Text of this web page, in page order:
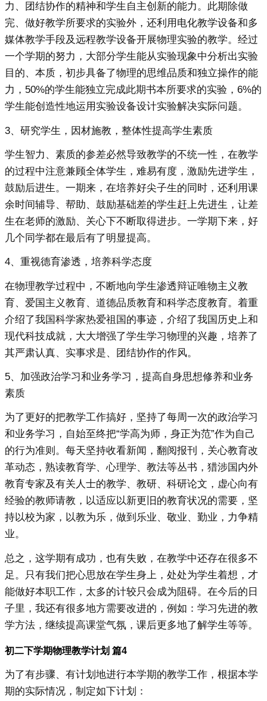
力、团结协作的精神和学生自主创新的能力。此期除做
完、做好教学所要求的实验外，还利用电化教学设备和多
媒体教学手段及远程教学设备开展物理实验的教学。经过
一个学期的努力，大部分学生能从实验现象中分析出实验
目的、本质，初步具备了物理的思维品质和独立操作的能
力，50%的学生能独立完成此期书本所要求的实验，6%的
学生能创造性地运用实验设备设计实验解决实际问题。
3、研究学生，因材施教，整体性提高学生素质
学生智力、素质的参差必然导致教学的不统一性，在教学
的过程中注意兼顾全体学生，难易有度，激励先进学生，
鼓励后进生。一期来，在培养好尖子生的同时，还利用课
余时间辅导、帮助、鼓励基础差的学生赶上先进生，让差
生在老师的激励、关心下不断取得进步。一学期下来，好
几个同学都在最后有了明显提高。
4、重视德育渗透，培养科学态度
在物理教学过程中，不断地向学生渗透辩证唯物主义教
育、爱国主义教育、道德品质教育和科学态度教育。着重
介绍了我国科学家热爱祖国的事迹，介绍了我国历史上和
现代科技成就，大大增强了学生学习物理的兴趣，培养了
其严肃认真、实事求是、团结协作的作风。
5、加强政治学习和业务学习，提高自身思想修养和业务
素质
为了更好的把教学工作搞好，坚持了每周一次的政治学习
和业务学习，自始至终把“学高为师，身正为范”作为自己
的行为准则。每天坚持收看新闻，翻阅报刊，关心教育改
革动态，熟读教育学、心理学、教法等丛书，猎涉国内外
教育专家及有关人士的教学、教研、科研论文，虚心向有
经验的教师请教，以适应以新更旧的教育状况的需要，坚
持以校为家，以教为乐，做到乐业、敬业、勤业，力争精
业。
总之，这学期有成功，也有失败，在教学中还存在很多不
足。只有我们把心思放在学生身上，处处为学生着想，才
能做好本职工作，太多的计较只会成为阻碍。在今后的日
子里，我还有很多地方需要改进的，例如：学习先进的教
学方法，继续提高课堂气氛，课后更多地了解学生等等。
初二下学期物理教学计划 篇4
为了有步骤、有计划地进行本学期的教学工作，根据本学
期的实际情况，制定如下计划：